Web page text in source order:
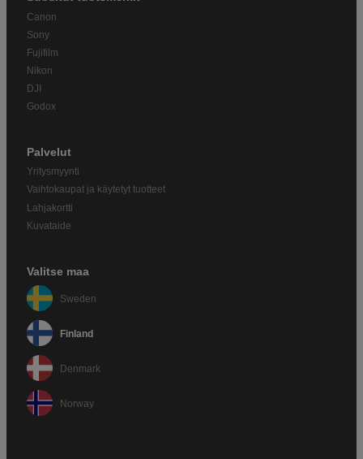
Canon
Sony
Fujifilm
Nikon
DJI
Godox
Palvelut
Yritysmyynti
Vaihtokaupat ja käytetyt tuotteet
Lahjakortti
Kuvataide
Valitse maa
Sweden
Finland
Denmark
Norway